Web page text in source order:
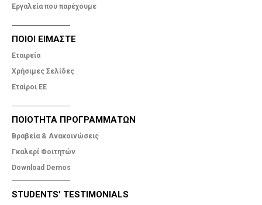
Εργαλεία που παρέχουμε
ΠΟΙΟΙ ΕΙΜΑΣΤΕ
Εταιρεία
Χρήσιμες Σελίδες
Εταίροι ΕΕ
ΠΟΙΟΤΗΤΑ ΠΡΟΓΡΑΜΜΑΤΩΝ
Βραβεία & Ανακοινώσεις
Γκαλερί Φοιτητών
Download Demos
STUDENTS' TESTIMONIALS